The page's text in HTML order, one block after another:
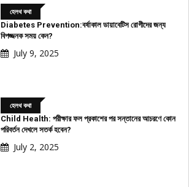
হেলথ কথা
Diabetes Prevention:বর্ষাকাল ডায়াবেটিস রোগীদের জন্য
বিপজ্জনক সময় কেন?
July 9, 2025
হেলথ কথা
Child Health: পরীক্ষার ফল প্রকাশের পর সন্তানের আচরণে কোন
পরিবর্তন দেখলে সতর্ক হবেন?
July 2, 2025